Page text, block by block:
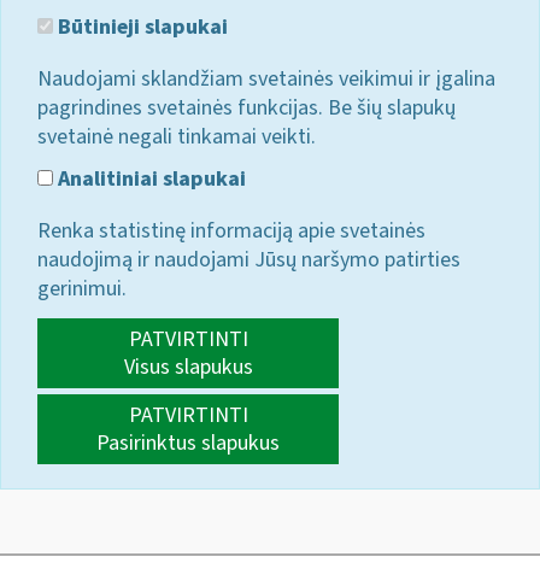
Būtinieji slapukai
Naudojami sklandžiam svetainės veikimui ir įgalina
pagrindines svetainės funkcijas. Be šių slapukų
svetainė negali tinkamai veikti.
Analitiniai slapukai
Renka statistinę informaciją apie svetainės
naudojimą ir naudojami Jūsų naršymo patirties
gerinimui.
PATVIRTINTI
Visus slapukus
PATVIRTINTI
Pasirinktus slapukus